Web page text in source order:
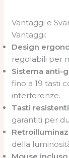
Vantaggi e
Vantaggi:
Design
regolabili per
Sistema anti-
fino a 19 tasti
interferenze.
Tasti resistenti
garantiti per
della